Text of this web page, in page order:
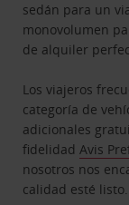
sedán para un
monovolumen
de alquiler
Los viajeros
categoría de
adicionales
fidelidadAvis
nosotros nos
calidad esté listo.